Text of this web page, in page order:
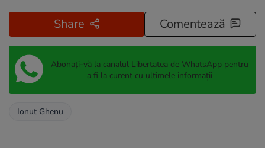
Share Comentează
Abonați-vă la canalul Libertatea de WhatsApp pentru
a fi la curent cu ultimele informații
Ionut Ghenu